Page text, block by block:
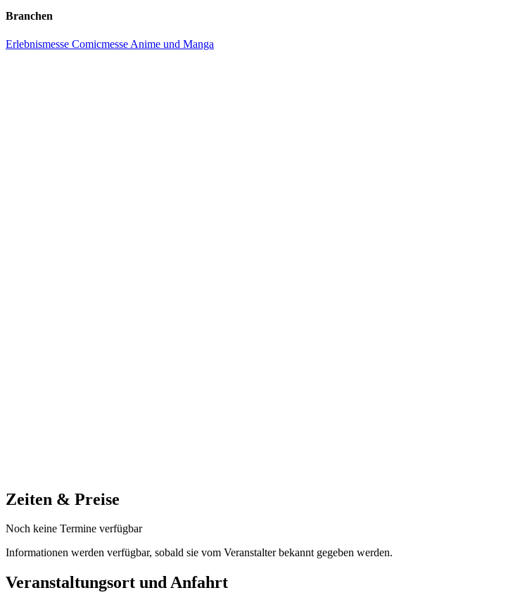
Branchen
Erlebnismesse Comicmesse Anime und Manga
Zeiten & Preise
Noch keine Termine verfügbar
Informationen werden verfügbar, sobald sie vom Veranstalter bekannt gegeben werden.
Veranstaltungsort und Anfahrt